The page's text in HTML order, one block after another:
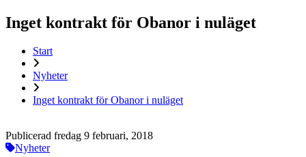
Inget kontrakt för Obanor i nuläget
Start
Nyheter
Inget kontrakt för Obanor i nuläget
Publicerad fredag 9 februari, 2018
Nyheter